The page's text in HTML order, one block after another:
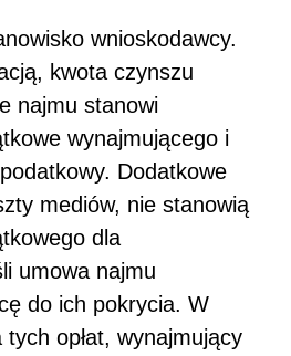
wnioskodawcy.
kwota czynszu
najmu stanowi
wynajmującego i
Dodatkowe
mediów, nie stanowią
dla
umowa najmu
do ich pokrycia. W
opłat, wynajmujący